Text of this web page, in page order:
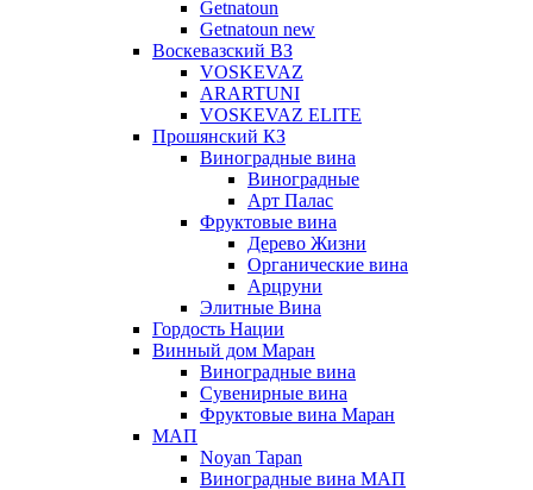
Getnatoun
Getnatoun new
Воскевазский ВЗ
VOSKEVAZ
ARARTUNI
VOSKEVAZ ELITE
Прошянский КЗ
Виноградные вина
Виноградные
Арт Палас
Фруктовые вина
Дерево Жизни
Органические вина
Арцруни
Элитные Вина
Гордость Нации
Винный дом Маран
Виноградные вина
Сувенирные вина
Фруктовые вина Маран
МАП
Noyan Tapan
Виноградные вина МАП